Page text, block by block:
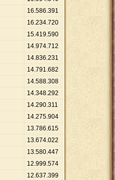
16.586.391
16.234.720
15.419.590
14.974.712
14.836.231
14.791.682
14.588.308
14.348.292
14.290.311
14.275.904
13.786.615
13.674.022
13.580.447
12.999.574
12.637.399